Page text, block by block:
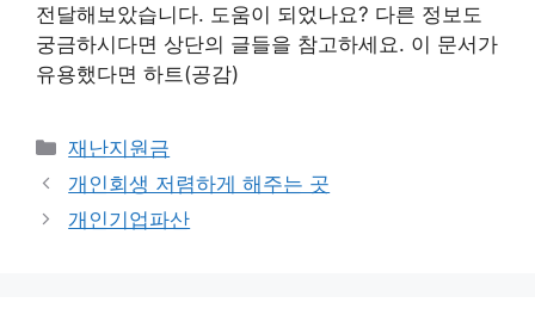
전달해보았습니다. 도움이 되었나요? 다른 정보도
궁금하시다면 상단의 글들을 참고하세요. 이 문서가
유용했다면 하트(공감)
Categories
재난지원금
개인회생 저렴하게 해주는 곳
개인기업파산